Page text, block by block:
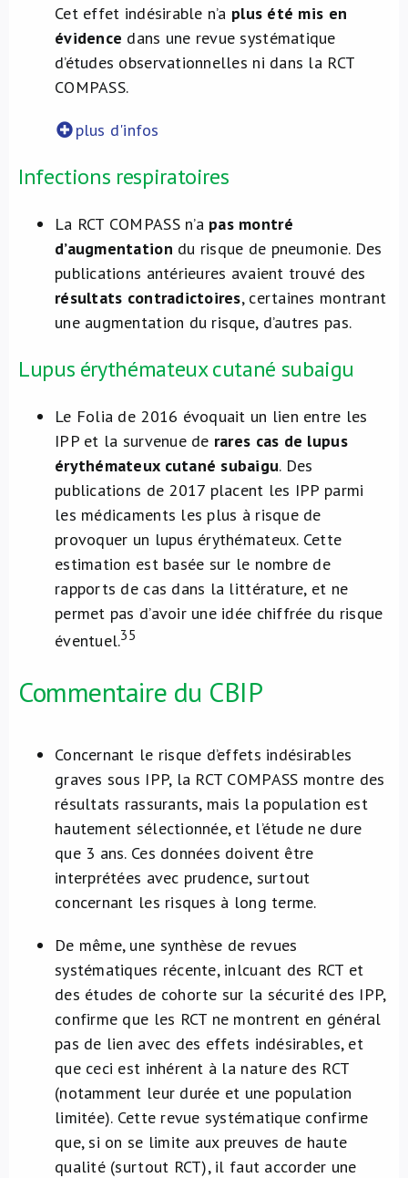
Cet effet indésirable n’a plus été mis en
évidence dans une revue systématique
d’études observationnelles ni dans la RCT
COMPASS.
plus d'infos
Infections respiratoires
La RCT COMPASS n’a pas montré
d’augmentation du risque de pneumonie. Des
publications antérieures avaient trouvé des
résultats contradictoires, certaines montrant
une augmentation du risque, d’autres pas.
Lupus érythémateux cutané subaigu
Le Folia de 2016 évoquait un lien entre les
IPP et la survenue de rares cas de lupus
érythémateux cutané subaigu. Des
publications de 2017 placent les IPP parmi
les médicaments les plus à risque de
provoquer un lupus érythémateux. Cette
estimation est basée sur le nombre de
rapports de cas dans la littérature, et ne
permet pas d’avoir une idée chiffrée du risque
éventuel.35
Commentaire du CBIP
Concernant le risque d’effets indésirables
graves sous IPP, la RCT COMPASS montre des
résultats rassurants, mais la population est
hautement sélectionnée, et l’étude ne dure
que 3 ans. Ces données doivent être
interprétées avec prudence, surtout
concernant les risques à long terme.
De même, une synthèse de revues
systématiques récente, inlcuant des RCT et
des études de cohorte sur la sécurité des IPP,
confirme que les RCT ne montrent en général
pas de lien avec des effets indésirables, et
que ceci est inhérent à la nature des RCT
(notamment leur durée et une population
limitée). Cette revue systématique confirme
que, si on se limite aux preuves de haute
qualité (surtout RCT), il faut accorder une